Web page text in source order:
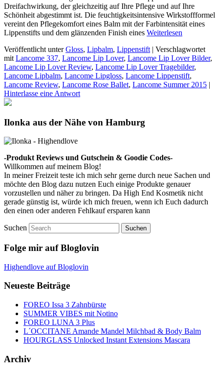
Dreifachwirkung, der gleichzeitig auf Ihre Pflege und auf Ihre
Schönheit abgestimmt ist. Die feuchtigkeitsintensive Wirkstoffformel
vereint den Pflegekomfort eines Balm mit der Farbintensität eines
Lippenstifts und dem glänzenden Finish eines Weiterlesen
Veröffentlicht unter Gloss, Lipbalm, Lippenstift | Verschlagwortet
mit Lancome 337, Lancome Lip Lover, Lancome Lip Lover Bilder,
Lancome Lip Lover Review, Lancome Lip Lover Tragebilder,
Lancome Lipbalm, Lancome Lipgloss, Lancome Lippenstift,
Lancome Review, Lancome Rose Ballet, Lancome Summer 2015 |
Hinterlasse eine Antwort
Ilonka aus der Nähe von Hamburg
-Produkt Reviews und Gutschein & Goodie Codes-
Willkommen auf meinem Blog!
In meiner Freizeit teste ich mich sehr gerne durch neue Sachen und
möchte den Blog dazu nutzen Euch einige Produkte genauer
vorzustellen und näher zu bringen. Da High End Kosmetik nicht
gerade günstig ist, würde ich mich freuen, wenn ich Euch dadurch
den einen oder anderen Fehlkauf ersparen kann
Suchen
Folge mir auf Bloglovin
Highendlove auf Bloglovin
Neueste Beiträge
FOREO Issa 3 Zahnbürste
SUMMER VIBES mit Notino
FOREO LUNA 3 Plus
L´OCCITANE Amande Mandel Milchbad & Body Balm
HOURGLASS Unlocked Instant Extensions Mascara
Archiv